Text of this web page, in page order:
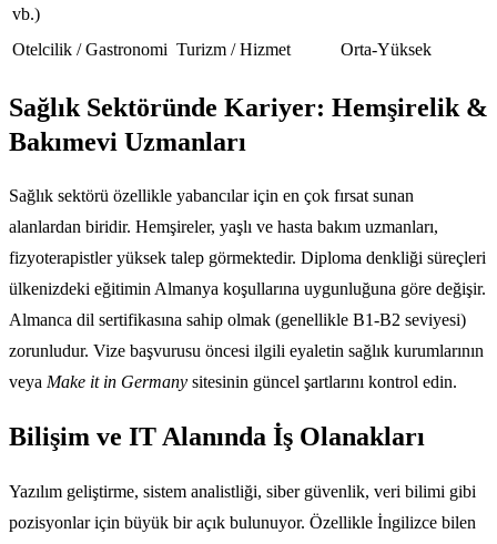
vb.)
Otelcilik / Gastronomi Turizm / Hizmet Orta-Yüksek
Sağlık Sektöründe Kariyer: Hemşirelik &
Bakımevi Uzmanları
Sağlık sektörü özellikle yabancılar için en çok fırsat sunan
alanlardan biridir. Hemşireler, yaşlı ve hasta bakım uzmanları,
fizyoterapistler yüksek talep görmektedir. Diploma denkliği süreçleri
ülkenizdeki eğitimin Almanya koşullarına uygunluğuna göre değişir.
Almanca dil sertifikasına sahip olmak (genellikle B1-B2 seviyesi)
zorunludur. Vize başvurusu öncesi ilgili eyaletin sağlık kurumlarının
veya Make it in Germany sitesinin güncel şartlarını kontrol edin.
Bilişim ve IT Alanında İş Olanakları
Yazılım geliştirme, sistem analistliği, siber güvenlik, veri bilimi gibi
pozisyonlar için büyük bir açık bulunuyor. Özellikle İngilizce bilen